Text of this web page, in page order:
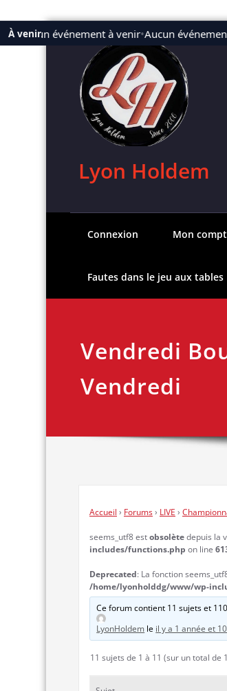
À venir
Aucun événement à venir•Aucun
Aller
Lyon Holdem
Connexion Mon
Fautes dans le jeu aux tables
Vendredi
Vendredi
Accueil › Forums› LIVE ›
seems_utf8 estobsolètedepuis la
includes/functions.php on line
Deprecated: La fonction
/home/lyonholddg/www/wp-
Ce forum contient 11 sujets et
LyonHoldem le il y a 1 année et
11 sujets de 1 à 11 (sur un total de